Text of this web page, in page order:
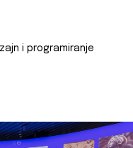
i programiranje